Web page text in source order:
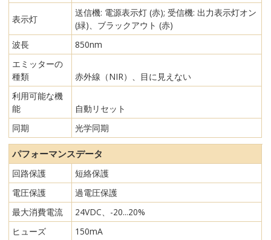
表示灯
送信機: 電源表示灯 (赤); 受信機: 出力表示灯オン
(緑)、ブラックアウト (赤)
波長
850nm
エミッターの
種類
赤外線（NIR）、目に見えない
利用可能な機
能
自動リセット
同期
光学同期
パフォーマンスデータ
回路保護
短絡保護
電圧保護
過電圧保護
最大消費電流
24VDC、-20...20%
ヒューズ
150mA